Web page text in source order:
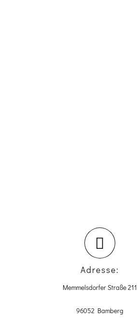
Adresse:
Memmelsdorfer Straße 211
96052 Bamberg